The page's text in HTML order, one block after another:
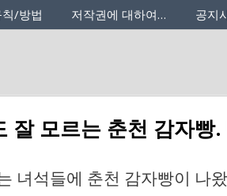
/방법 저작권에 대하여… 공지
잘 모르는 춘천 감자빵
녀석들에 춘천 감자빵이 나